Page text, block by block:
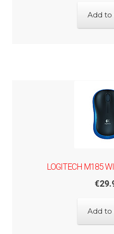
Add to
LOGITECH M185
€
Add to